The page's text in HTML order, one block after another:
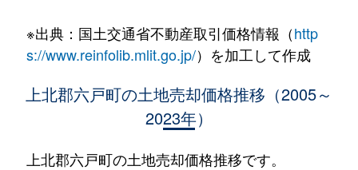
小松ケ丘
550万円 三沢(青森)
徒歩29分
550万円
※出典：国土交通省不動産取引価格情報（http
s://www.reinfolib.mlit.go.jp/）を加工して作成
上北郡六戸町の土地売却価格推移（2005～
2023年）
上北郡六戸町の土地売却価格推移です。